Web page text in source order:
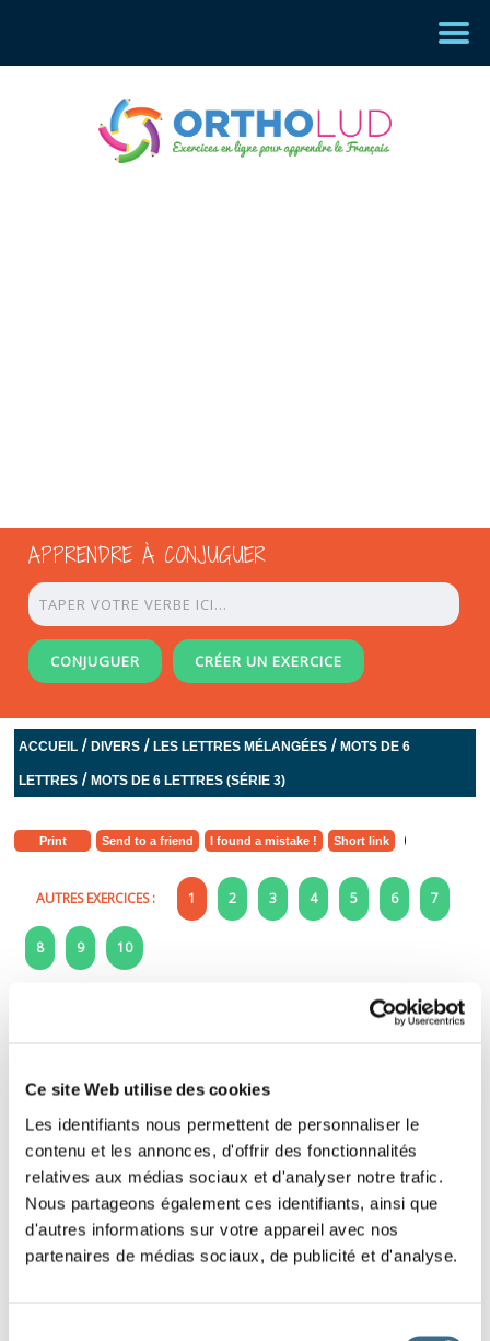
Ce site Web utilise des cookies
Les identifiants nous permettent de personnaliser le
contenu et les annonces, d'offrir des fonctionnalités
relatives aux médias sociaux et d'analyser notre trafic.
Nous partageons également ces identifiants, ainsi que
d'autres informations sur votre appareil avec nos
partenaires de médias sociaux, de publicité et d'analyse.
APPRENDRE À CONJUGUER
CONJUGUER CRÉER UN EXERCICE
ACCUEIL /DIVERS /LES LETTRES MÉLANGÉES /MOTS DE 6
LETTRES /MOTS DE 6 LETTRES (SÉRIE 3)
Print Send to a friend I found a mistake ! Short link
AUTRES EXERCICES : 1 2 3 4 5 6 7
8 9 10
1 - Lettres mélangées : Mot de 6 lettres
ordre.
Indice : Pied
O R E I T L
DONE!